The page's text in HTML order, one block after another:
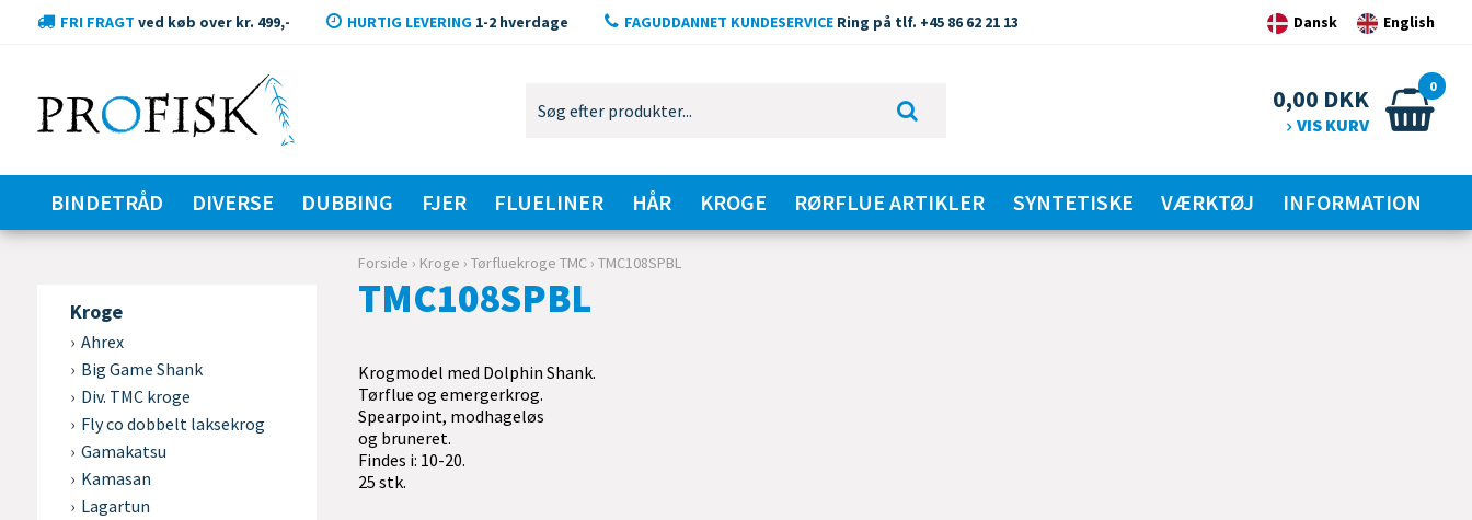
FRI FRAGT ved køb over kr. 499,- HURTIG LEVERING1-2 hverdage FAGUDDANNET KUNDESERVICERing på tlf. +45 86 62 21 13 Dansk English
0
0,00 DKK
VIS KURV
BINDETRÅD DIVERSE DUBBING FJER FLUELINER HÅR KROGE RØRFLUE ARTIKLER SYNTETISKE VÆRKTØJ INFORMATION
Kroge
Ahrex
Big Game Shank
Div. TMC kroge
Fly co dobbelt laksekrog
Gamakatsu
Kamasan
Lagartun
Forside › Kroge ›Tørfluekroge TMC ›TMC108SPBL
TMC108SPBL
Krogmodel med Dolphin Shank.
Tørflue og emergerkrog.
Spearpoint, modhageløs
og bruneret.
Findes i: 10-20.
25 stk.